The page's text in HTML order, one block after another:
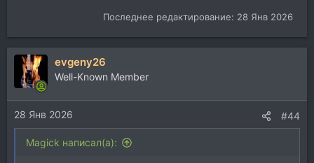
Последнее редактирование: 28 Янв 2026
evgeny26
Well-Known Member
28 Янв 2026 #44
Magick написал(а):